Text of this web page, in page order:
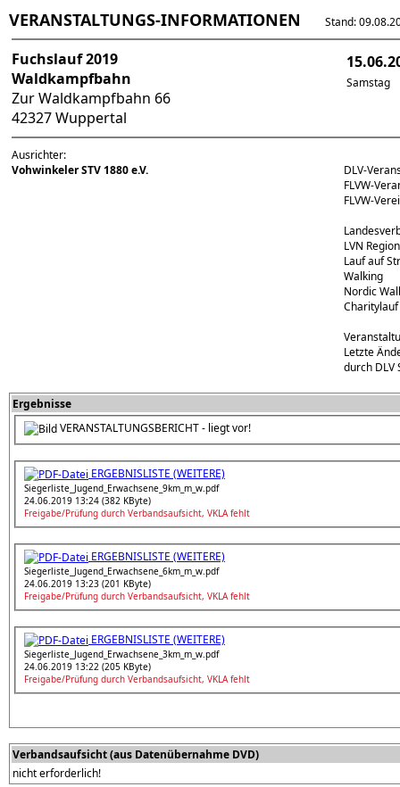
VERANSTALTUNGS-INFORMATIONEN Stand:
Fuchslauf 2019
Waldkampfbahn
Zur Waldkampfbahn 66
42327 Wuppertal
Samstag
Ausrichter:
Vohwinkeler STV 1880 e.V.
DLV-
FLVW-
FLVW-
LVN
Lauf auf
Walking
Nordic
Charitylauf
Letzte
durch DLV
Ergebnisse
VERANSTALTUNGSBERICHT - liegt vor!
ERGEBNISLISTE (WEITERE)
Siegerliste_Jugend_Erwachsene_9km_m_w.pdf
24.06.2019 13:24 (382 KByte)
Freigabe/Prüfung durch Verbandsaufsicht, VKLA fehlt
ERGEBNISLISTE (WEITERE)
Siegerliste_Jugend_Erwachsene_6km_m_w.pdf
24.06.2019 13:23 (201 KByte)
Freigabe/Prüfung durch Verbandsaufsicht, VKLA fehlt
ERGEBNISLISTE (WEITERE)
Siegerliste_Jugend_Erwachsene_3km_m_w.pdf
24.06.2019 13:22 (205 KByte)
Freigabe/Prüfung durch Verbandsaufsicht, VKLA fehlt
Verbandsaufsicht (aus Datenübernahme DVD)
nicht erforderlich!